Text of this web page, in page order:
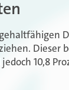
Dieser
10,8